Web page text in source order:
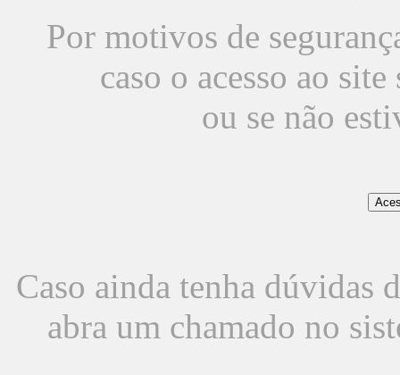
Por motivos de
caso o acesso ao
ou se não
Caso ainda tenha dúvidas
abra um chamado no